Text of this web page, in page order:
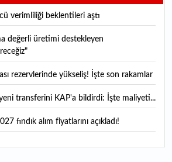
verimliliği beklentileri aştı
rezervlerinde yükseliş! İşte son rakamlar
transferini KAP'a bildirdi: İşte maliyeti...
fındık alım fiyatlarını açıkladı!